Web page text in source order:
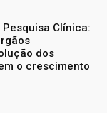
Clínica:
dos
o crescimento